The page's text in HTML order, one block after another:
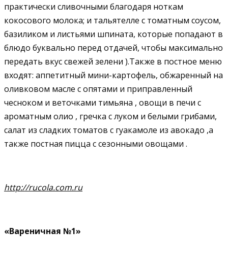
практически сливочными благодаря ноткам
кокосового молока; и тальятелле с томатным соусом,
базиликом и листьями шпината, которые попадают в
блюдо буквально перед отдачей, чтобы максимально
передать вкус свежей зелени ).Также в постное меню
входят: аппетитный мини-картофель, обжаренный на
оливковом масле с опятами и приправленный
чесноком и веточками тимьяна , овощи в печи с
ароматным олио , гречка с луком и белыми грибами,
салат из сладких томатов с гуакамоле из авокадо ,а
также постная пицца с сезонными овощами .
http://rucola.com.ru
«Вареничная №1»